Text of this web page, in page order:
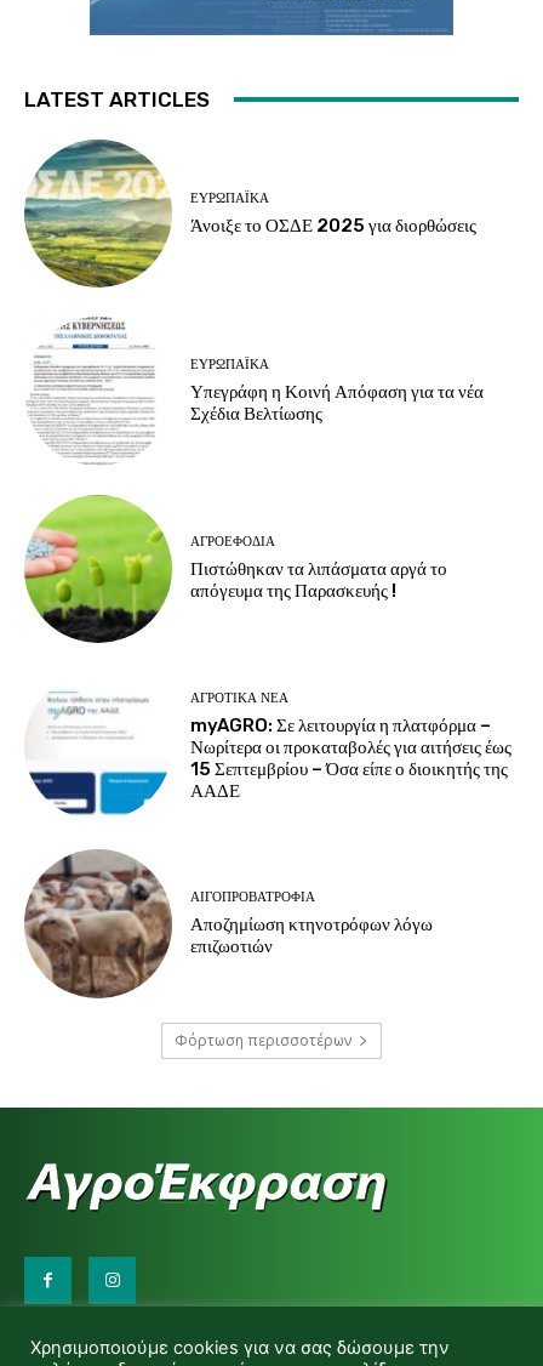
LATEST ARTICLES
ΕΥΡΩΠΑΪΚΆ
Άνοιξε το ΟΣΔΕ 2025 για διορθώσεις
ΕΥΡΩΠΑΪΚΆ
Υπεγράφη η Κοινή Απόφαση για τα νέα
Σχέδια Βελτίωσης
ΑΓΡΟΕΦΌΔΙΑ
Πιστώθηκαν τα λιπάσματα αργά το
απόγευμα της Παρασκευής !
ΑΓΡΟΤΙΚΆ ΝΈΑ
myAGRO: Σε λειτουργία η πλατφόρμα –
Νωρίτερα οι προκαταβολές για αιτήσεις έως
15 Σεπτεμβρίου – Όσα είπε ο διοικητής της
ΑΑΔΕ
ΑΙΓΟΠΡΟΒΑΤΡΟΦΊΑ
Αποζημίωση κτηνοτρόφων λόγω
επιζωοτιών
Φόρτωση περισσοτέρων
d.makas@yahoo.gr
Χρησιμοποιούμε cookies για να σας δώσουμε την